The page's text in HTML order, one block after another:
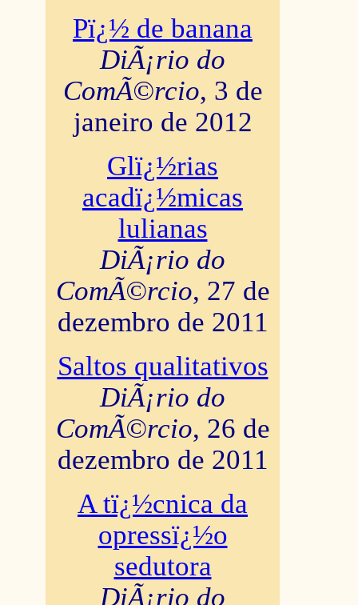
Pï¿½ de banana
DiÃ¡rio do
ComÃ©rcio, 3 de
janeiro de 2012
Glï¿½rias
acadï¿½micas
lulianas
DiÃ¡rio do
ComÃ©rcio, 27 de
dezembro de 2011
Saltos qualitativos
DiÃ¡rio do
ComÃ©rcio, 26 de
dezembro de 2011
A tï¿½cnica da
opressï¿½o
sedutora
DiÃ¡rio do